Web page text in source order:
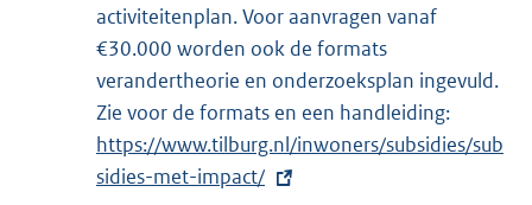
activiteitenplan. Voor aanvragen vanaf
€30.000 worden ook de formats
verandertheorie en onderzoeksplan ingevuld.
Zie voor de formats en een handleiding:
x
https://www.tilburg.nl/inwoners/subsidies/sub
sidies-met-impact/